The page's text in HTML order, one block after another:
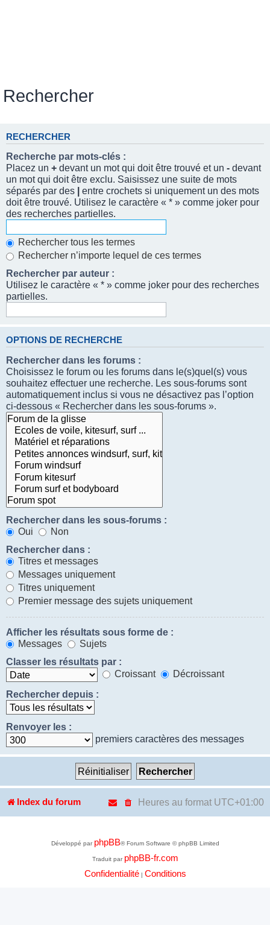
Rechercher
RECHERCHER
Recherche par mots-clés :
Placez un + devant un mot qui doit être trouvé et un - devant
un mot qui doit être exclu. Saisissez une suite de mots
séparés par des
entre crochets si uniquement un des mots
doit être trouvé. Utilisez le caractère « * » comme joker pour
des recherches partielles.
Rechercher tous les termes
Rechercher n’importe lequel de ces termes
Rechercher par auteur :
Utilisez le caractère « * » comme joker pour des recherches
partielles.
OPTIONS DE RECHERCHE
Rechercher dans les forums :
Choisissez le forum ou les forums dans le(s)quel(s) vous
souhaitez effectuer une recherche. Les sous-forums sont
automatiquement inclus si vous ne désactivez pas l’option
ci-dessous « Rechercher dans les sous-forums ».
Rechercher dans les sous-forums :
Oui
Non
Rechercher dans :
Titres et messages
Messages uniquement
Titres uniquement
Premier message des sujets uniquement
Afficher les résultats sous forme de :
Messages
Sujets
Classer les résultats par :
Croissant
Décroissant
Rechercher depuis :
Renvoyer les :
premiers caractères des messages
Index du forum Heures au format UTC+01:00
Développé par phpBB® Forum Software © phpBB Limited
Traduit par phpBB-fr.com
Confidentialité| Conditions